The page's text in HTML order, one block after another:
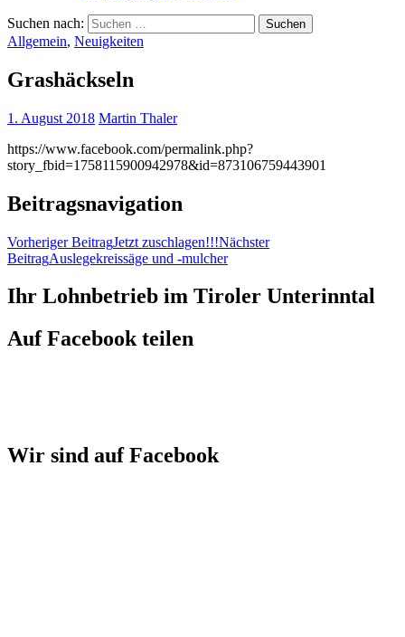
Suchen nach:
Allgemein, Neuigkeiten
Grashäckseln
1. August 2018 Martin Thaler
https://www.facebook.com/permalink.php?
story_fbid=1758115900942978&id=873106759443901
Beitragsnavigation
Vorheriger BeitragJetzt zuschlagen!!!Nächster
BeitragAuslegekreissäge und -mulcher
Ihr Lohnbetrieb im Tiroler Unterinntal
Auf Facebook teilen
Wir sind auf Facebook